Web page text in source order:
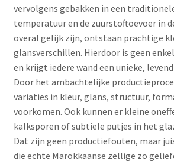
vervolgens gebakken in een
temperatuur en de zuurstoftoevoer in
overal gelijk zijn, ontstaan prachtige
glansverschillen. Hierdoor is geen
en krijgt iedere wand een unieke,
Door het ambachtelijke
variaties in kleur, glans, structuur,
voorkomen. Ook kunnen er kleine
kalksporen of subtiele putjes in het
Dat zijn geen productiefouten, maar
die echte Marokkaanse zellige zo